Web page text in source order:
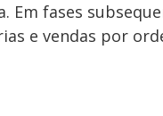
Em fases
e vendas por